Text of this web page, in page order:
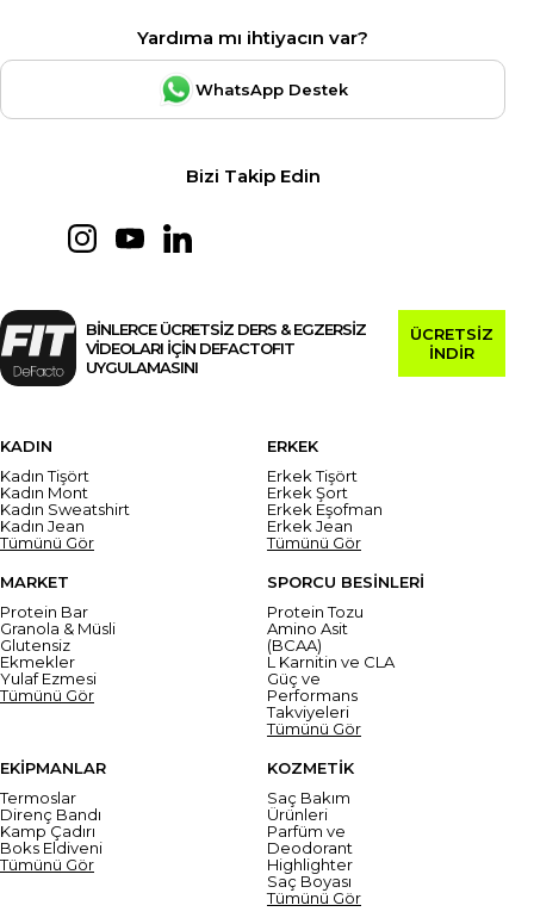
Yardıma mı ihtiyacın var?
WhatsApp Destek
Bizi Takip Edin
BİNLERCE ÜCRETSİZ DERS & EGZERSİZ
VİDEOLARI İÇİN DEFACTOFIT
UYGULAMASINI
ÜCRETSİZ
İNDİR
KADIN
Kadın Tişört
Kadın Mont
Kadın Sweatshirt
Kadın Jean
Tümünü Gör
ERKEK
Erkek Tişört
Erkek Şort
Erkek Eşofman
Erkek Jean
Tümünü Gör
MARKET
Protein Bar
Granola & Müsli
Glutensiz
Ekmekler
Yulaf Ezmesi
Tümünü Gör
SPORCU BESİNLERİ
Protein Tozu
Amino Asit
(BCAA)
L Karnitin ve CLA
Güç ve
Performans
Takviyeleri
Tümünü Gör
EKİPMANLAR
Termoslar
Direnç Bandı
Kamp Çadırı
Boks Eldiveni
Tümünü Gör
KOZMETİK
Saç Bakım
Ürünleri
Parfüm ve
Deodorant
Highlighter
Saç Boyası
Tümünü Gör